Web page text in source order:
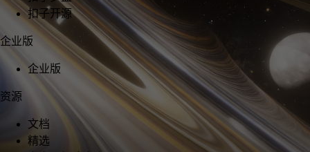
扣子开源
企业版
企业版
资源
文档
精选